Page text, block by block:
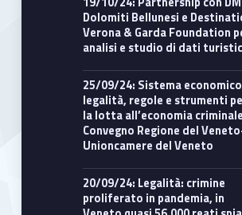
Dolomiti Bellunesi e
Verona & Garda Foundation
analisi e studio di dati
25/09/24: Sistema economico e
legalità, regole e strumenti
la lotta all’economia
Convegno Regione del
Unioncamere del Veneto
20/09/24: Legalità: crimine
proliferato in pandemia, in